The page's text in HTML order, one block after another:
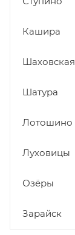
Кашира
Шаховская
Шатура
Лотошино
Луховицы
Озёры
Зарайск